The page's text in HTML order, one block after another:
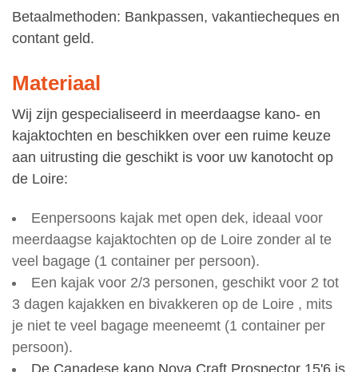
Betaalmethoden: Bankpassen, vakantiecheques en
contant geld.
Materiaal
Wij zijn gespecialiseerd in meerdaagse kano- en
kajaktochten en beschikken over een ruime keuze
aan uitrusting die geschikt is voor uw kanotocht op
de Loire:
Eenpersoons kajak met open dek, ideaal voor
meerdaagse kajaktochten op de Loire zonder al te
veel bagage (1 container per persoon).
Een kajak voor 2/3 personen, geschikt voor 2 tot
3 dagen kajakken en bivakkeren op de Loire , mits
je niet te veel bagage meeneemt (1 container per
persoon).